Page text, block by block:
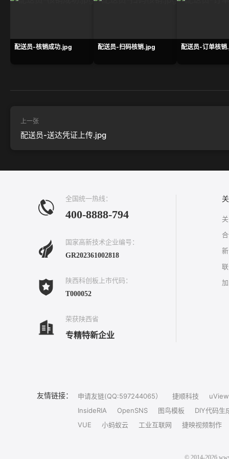
配送员-核销成功.jpg 配送员-扫码核销.jpg 配送员-订单核
上一张
配送员-送达凭证上传.jpg
全国统一热线：
400-8888-794
国家高新技术企业编号：
GR202361002818
陕西科创板上市代码：
T000052
荣获陕西省
专精特新企业
友情链接： 申请友链(QQ:597244065） 捷顺科技
uView
InsideRIA
OpenSNS 图鸟模板
DIY代码生
VUE
小蚂蚁云 工业互联网 捷映视频制作
© 2014-2026